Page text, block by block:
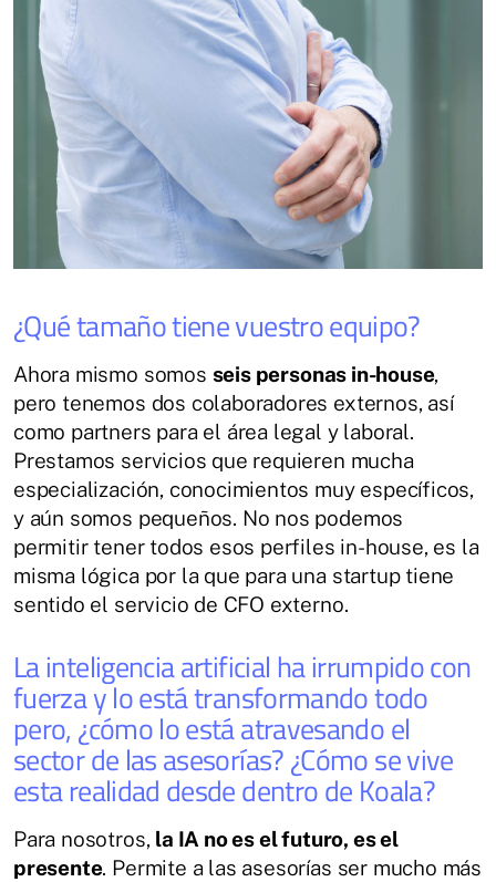
¿Qué tamaño tiene vuestro equipo?
Ahora mismo somos seis personas in-house,
pero tenemos dos colaboradores externos, así
como partners para el área legal y laboral.
Prestamos servicios que requieren mucha
especialización, conocimientos muy específicos,
y aún somos pequeños. No nos podemos
permitir tener todos esos perfiles in-house, es la
misma lógica por la que para una startup tiene
sentido el servicio de CFO externo.
La inteligencia artificial ha irrumpido con
fuerza y lo está transformando todo
pero, ¿cómo lo está atravesando el
sector de las asesorías? ¿Cómo se vive
esta realidad desde dentro de Koala?
Para nosotros, la IA no es el futuro, es el
presente. Permite a las asesorías ser mucho más